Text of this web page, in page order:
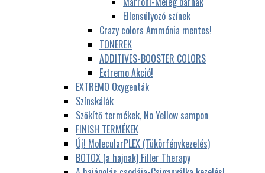
Ellensúlyozó színek
Crazy colors Ammónia mentes!
TONEREK
ADDITIVES-BOOSTER COLORS
Extremo Akció!
EXTREMO Oxygenták
Színskálák
Szőkítő termékek, No Yellow sampon
FINISH TERMÉKEK
Új! MolecularPLEX (Tükörfénykezelés)
BOTOX (a hajnak) Filler Therapy